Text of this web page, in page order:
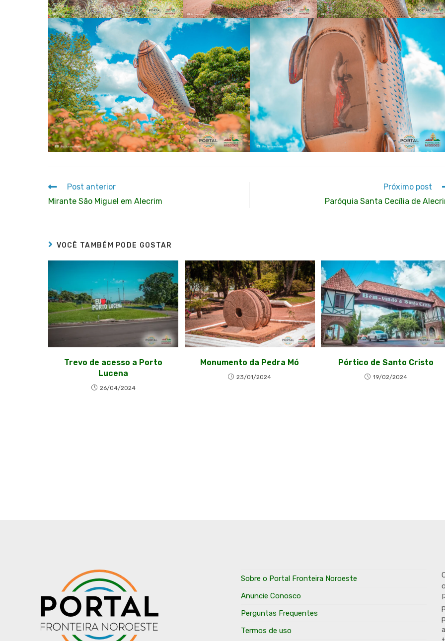
Post anterior
Mirante São Miguel em Alecrim
Próximo post
Paróquia Santa Cecília de
VOCÊ TAMBÉM PODE GOSTAR
Trevo de acesso a Porto
Lucena
26/04/2024
Monumento da Pedra Mó
23/01/2024
Pórtico de Santo Cristo
19/02/2024
Sobre o Portal Fronteira Noroeste
Anuncie Conosco
Perguntas Frequentes
Termos de uso